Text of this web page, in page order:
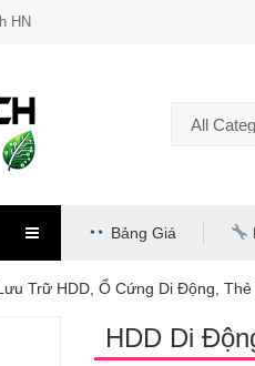
HN
All
Bảng Giá
Trữ HDD, Ổ Cứng Di Động,
HDD Di